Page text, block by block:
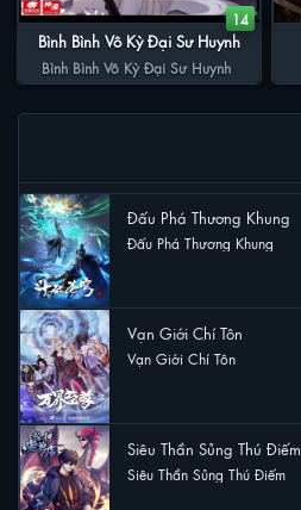
14
Bình Bình Vô Kỳ Đại Sư Huynh
Bình Bình Vô Kỳ Đại Sư Huynh
Đấu Phá Thương Khung
Đấu Phá Thương Khung
Vạn Giới Chí Tôn
Vạn Giới Chí Tôn
Siêu Thần Sủng Thú Điếm
Siêu Thần Sủng Thú Điếm